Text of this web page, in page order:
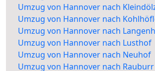
Umzug von Hannover nach
Umzug von Hannover nach
Umzug von Hannover nach
Umzug von Hannover nach Lusthof
Umzug von Hannover nach Neuhof
Umzug von Hannover nach Rauburr